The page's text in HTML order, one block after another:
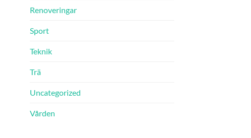
Renoveringar
Sport
Teknik
Trä
Uncategorized
Vården